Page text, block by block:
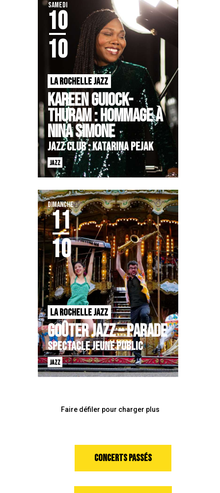
SAMEDI
10
10
LA ROCHELLE JAZZ
KAREEN GUIOCK-
THURAM : HOMMAGE À
NINA SIMONE
Jazz Club : KATARINA PEJAK
JAZZ
DIMANCHE
11
10
LA ROCHELLE JAZZ
GOÛTER JAZZ – PARADE
SPECTACLE JEUNE PUBLIC
JAZZ
Faire défiler pour charger plus
CONCERTS PASSÉS